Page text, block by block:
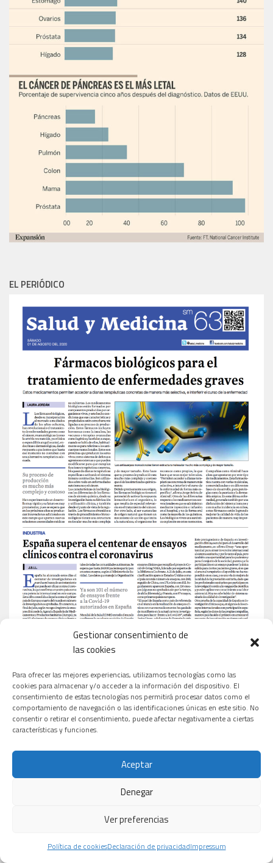
Gestionar consentimiento de
las cookies
Para ofrecer las mejores experiencias, utilizamos tecnologías como las
cookies para almacenar y/o acceder a la información del dispositivo. El
consentimiento de estas tecnologías nos permitirá procesar datos como el
comportamiento de navegación o las identificaciones únicas en este sitio. No
consentir o retirar el consentimiento, puede afectar negativamente a ciertas
características y funciones.
Aceptar
Denegar
Ver preferencias
Política de cookiesDeclaración de privacidadImpressum
EL PERIÓDICO